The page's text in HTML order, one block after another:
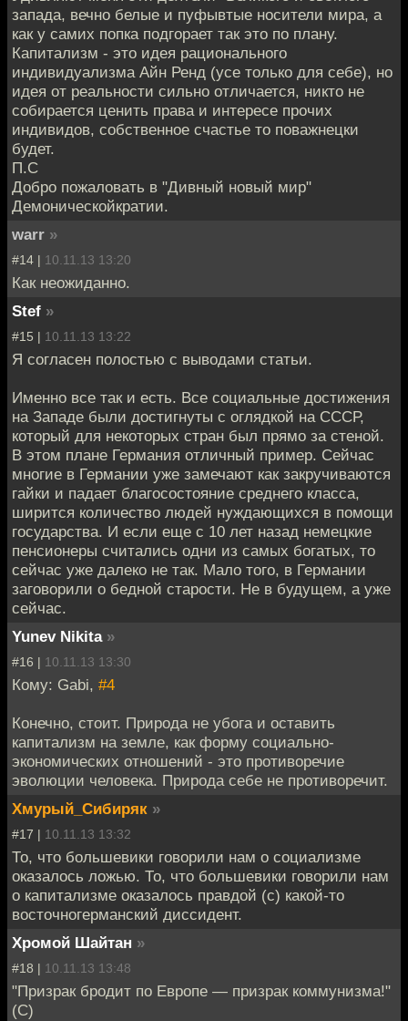
запада, вечно белые и пуфывтые носители мира, а
как у самих попка подгорает так это по плану.
Капитализм - это идея рационального
индивидуализма Айн Ренд (усе только для себе), но
идея от реальности сильно отличается, никто не
собирается ценить права и интересе прочих
индивидов, собственное счастье то поважнецки
будет.
П.С
Добро пожаловать в "Дивный новый мир"
Демоническойкратии.
warr »
#14 | 10.11.13 13:20
Как неожиданно.
Stef »
#15 | 10.11.13 13:22
Я согласен полостью с выводами статьи.
Именно все так и есть. Все социальные достижения
на Западе были достигнуты с оглядкой на СССР,
который для некоторых стран был прямо за стеной.
В этом плане Германия отличный пример. Сейчас
многие в Германии уже замечают как закручиваются
гайки и падает благосостояние среднего класса,
ширится количество людей нуждающихся в помощи
государства. И если еще с 10 лет назад немецкие
пенсионеры считались одни из самых богатых, то
сейчас уже далеко не так. Мало того, в Германии
заговорили о бедной старости. Не в будущем, а уже
сейчас.
Yunev Nikita »
#16 | 10.11.13 13:30
Кому: Gabi, #4
Конечно, стоит. Природа не убога и оставить
капитализм на земле, как форму социально-
экономических отношений - это противоречие
эволюции человека. Природа себе не противоречит.
Хмурый_Сибиряк »
#17 | 10.11.13 13:32
То, что большевики говорили нам о социализме
оказалось ложью. То, что большевики говорили нам
о капитализме оказалось правдой (с) какой-то
восточногерманский диссидент.
Хромой Шайтан »
#18 | 10.11.13 13:48
"Призрак бродит по Европе — призрак коммунизма!"
(С)